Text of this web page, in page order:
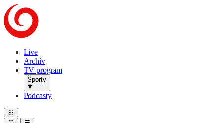
Live
Archív
TV program
Športy
Podcasty